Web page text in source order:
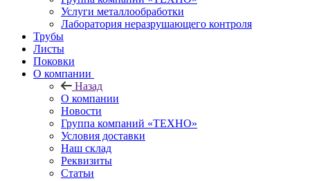
Услуги металлообработки
Лаборатория неразрушающего контроля
Трубы
Листы
Поковки
О компании
Назад
О компании
Новости
Группа компаний «ТЕХНО»
Условия доставки
Наш склад
Реквизиты
Статьи